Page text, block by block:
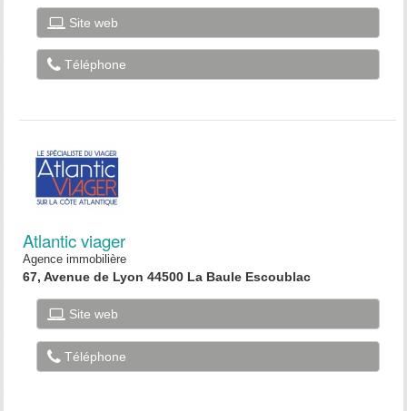
Site web
Téléphone
Atlantic viager
Agence immobilière
67, Avenue de Lyon 44500 La Baule Escoublac
Site web
Téléphone